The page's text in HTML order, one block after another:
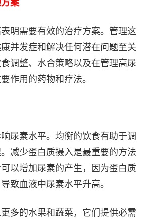
案
明需要有效的治疗方案。管理这
并发症和解决任何潜在问题至关
调整、水合策略以及在管理高尿
作用的药物和疗法。
尿素水平。均衡的饮食有助于调
减少蛋白质摄入是最重要的方法
以增加尿素的产生，因为蛋白质
致血液中尿素水平升高。
多的水果和蔬菜，它们提供必需